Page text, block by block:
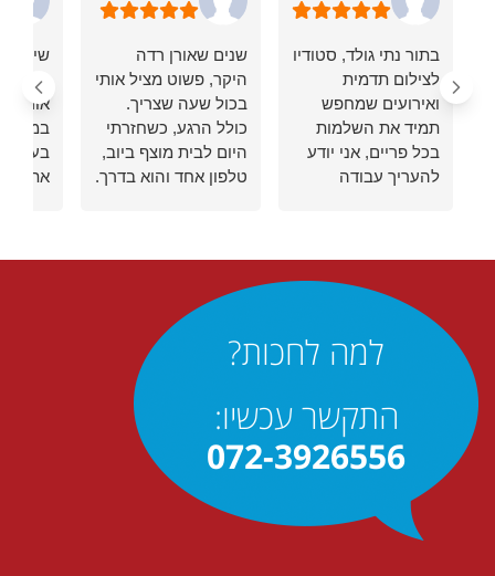
בתור נתי גולד, סטודיו
לצילום תדמית
ואירועים שמחפש
תמיד את השלמות
בכל פריים, אני יודע
להעריך עבודה
מ"זוהר" שאפשר
לדמיין – יש רק שם
אחד שאני סומך עליו
בעיניים עצומות: אורן
תשמעו, העסק שלי
דורש זמינות ותיקונים
מהירים, בטח
כשמדובר בדברים
קריטיים כמו מים.
שנים שאורן רדה
היקר, פשוט מציל אותי
בכול שעה שצריך.
כולל הרגע, כשחזרתי
היום לבית מוצף ביוב,
טלפון אחד והוא בדרך.
לך �
שירות
אורן
בעיה
את זה
למה לחכות?
התקשר עכשיו:
072-3926556